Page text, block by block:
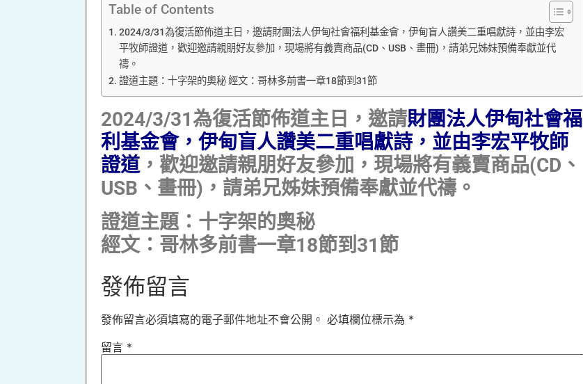
Table of Contents
2024/3/31為復活節佈道主日，邀請財團法人伊甸社會福利基金會，伊甸盲人讚美二重唱獻詩，並由李宏
平牧師證道，歡迎邀請親朋好友參加，現場將有義賣商品(CD、USB、畫冊)，請弟兄姊妹預備奉獻並代
禱。
證道主題：十字架的奧秘 經文：哥林多前書一章18節到31節
2024/3/31為復活節佈道主日，邀請財團法人伊甸社會福
利基金會，伊甸盲人讚美二重唱獻詩，並由李宏平牧師
證道，歡迎邀請親朋好友參加，現場將有義賣商品(CD、
USB、畫冊)，請弟兄姊妹預備奉獻並代禱。
證道主題：十字架的奧秘
經文：哥林多前書一章18節到31節
發佈留言
發佈留言必須填寫的電子郵件地址不會公開。 必填欄位標示為 *
留言 *